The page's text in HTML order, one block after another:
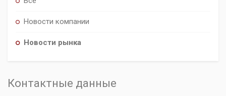
Новости компании
Новости рынка
Контактные данные